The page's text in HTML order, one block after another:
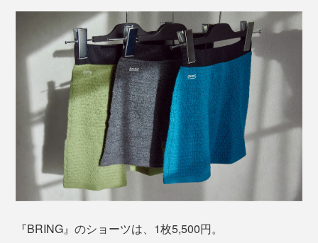
『BRING』のショーツは、1枚5,500円。